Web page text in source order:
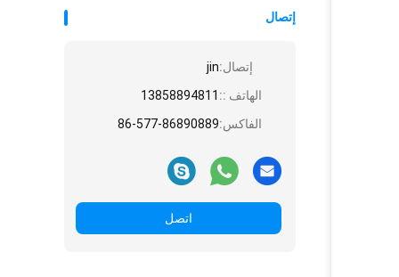
إتصال
إتصال:jin
الهاتف :: 13858894811
الفاكس:86-577-86890889
اتصل